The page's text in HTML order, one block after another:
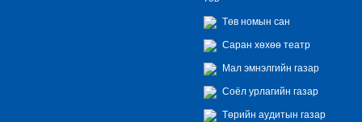
Төв номын сан
Саран хөхөө театр
Мал эмнэлгийн газар
Соёл урлагийн газар
Төрийн аудитын газар